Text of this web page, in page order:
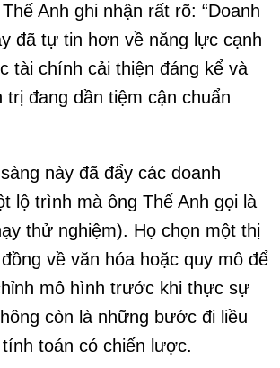
Anh ghi nhận rất rõ: “Doanh
đã tự tin hơn về năng lực cạnh
tài chính cải thiện đáng kể và
trị đang dần tiệm cận chuẩn
này đã đẩy các doanh
lộ trình mà ông Thế Anh gọi là
thử nghiệm). Họ chọn một thị
về văn hóa hoặc quy mô để
mô hình trước khi thực sự
còn là những bước đi liều
toán có chiến lược.